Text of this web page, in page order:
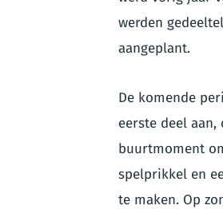
werden
aangeplant.
De komende
eerste deel
buurtmoment
spelprikkel en
te maken. Op